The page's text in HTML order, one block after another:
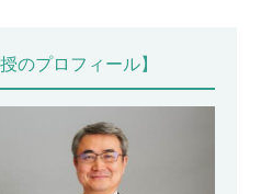
のプロフィール】